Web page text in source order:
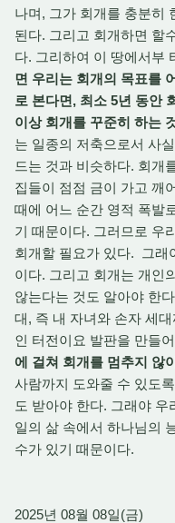
나며, 그가 회개를 충분히
된다. 그리고 회개하면 할
다. 그리하여 이 땅에서부
면 우리는 회개의 목표를
로 본다면, 최소 5년 동안
이상 회개를 꾸준히 하는
는 일종의 저축으로서 사
드는 것과 비슷하다. 회개
집들이 점점 금이 가고 깨
때에 어느 순간 영적 폭발
기 때문이다. 그러므로 우
회개할 필요가 있다. 그래
이다. 그리고 회개는 개인
않는다는 것도 알아야 한
대, 즉 내 자녀와 손자 세
인 터전이요 발판을 만들
에 걸쳐 회개를 멈추지 않
사람까지 도와줄 수 있도
도 받아야 한다. 그래야 우
일의 삶 속에서 하나님의
수가 있기 때문이다.
2025년 08월 08일(금)